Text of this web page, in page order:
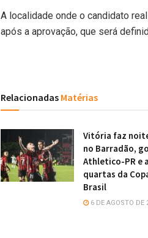
A localidade onde o candidato
após a aprovação, que será
Relacionadas Matérias
Vitória faz
no Barradão,
Athletico-PR e
quartas da
Brasil
6 DE AGOSTO DE